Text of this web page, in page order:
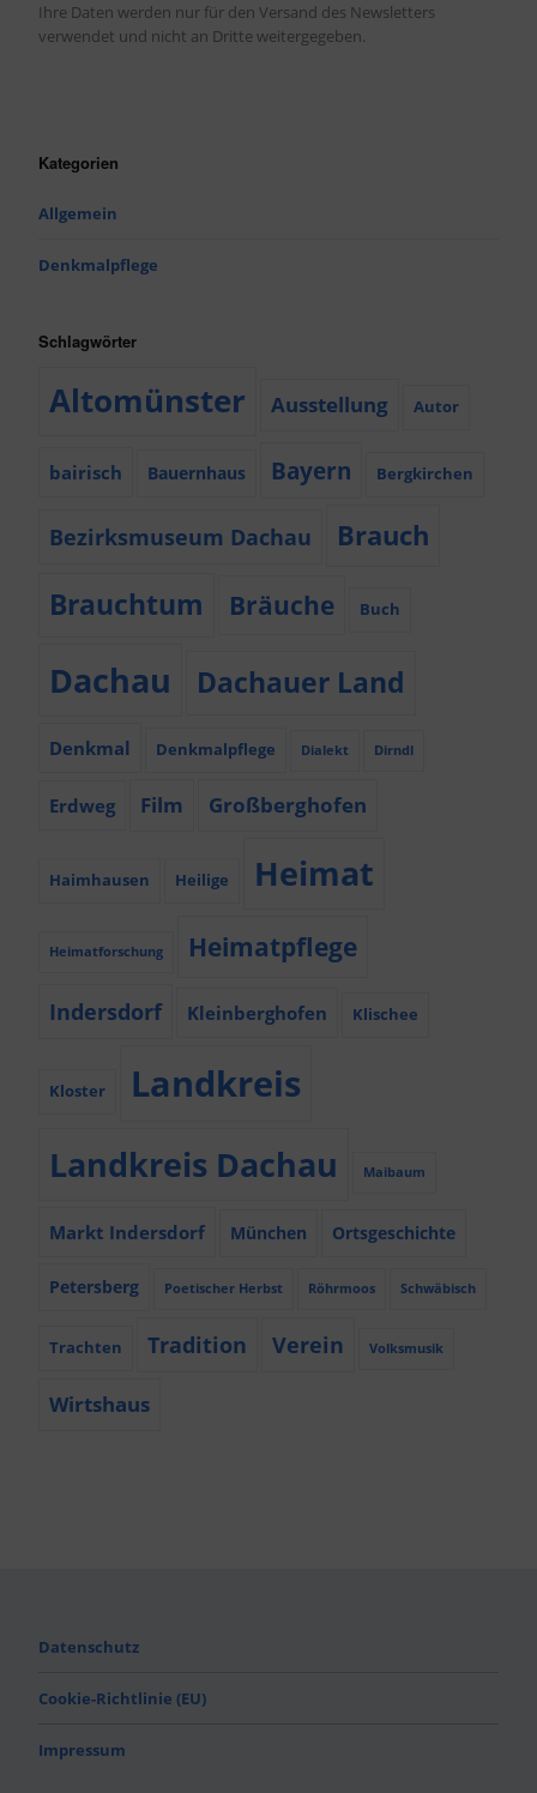
Ihre Daten werden nur für den Versand des Newsletters
verwendet und nicht an Dritte weitergegeben.
Kategorien
Allgemein
Denkmalpflege
Schlagwörter
Altomünster Ausstellung Autor
bairisch Bauernhaus Bayern Bergkirchen
Bezirksmuseum Dachau Brauch
Brauchtum Bräuche Buch
Dachau Dachauer Land
Denkmal Denkmalpflege Dialekt Dirndl
Erdweg Film Großberghofen
Haimhausen Heilige Heimat
Heimatforschung Heimatpflege
Indersdorf Kleinberghofen Klischee
Kloster Landkreis
Landkreis Dachau Maibaum
Markt Indersdorf München Ortsgeschichte
Petersberg Poetischer Herbst Röhrmoos Schwäbisch
Trachten Tradition Verein Volksmusik
Wirtshaus
Datenschutz
Cookie-Richtlinie (EU)
Impressum